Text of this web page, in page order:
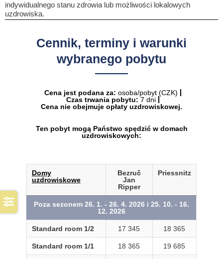
indywidualnego stanu zdrowia lub możliwości lokalowych
uzdrowiska.
Cennik, terminy i warunki
wybranego pobytu
Cena jest podana za: osoba/pobyt (CZK)
Czas trwania pobytu: 7 dni
Cena nie obejmuje opłaty uzdrowiskowej.
Ten pobyt mogą Państwo spędzić w domach
uzdrowiskowych:
Domy
uzdrowiskowe
Bezruč
Jan
Ripper
Priessnitz
Poza sezonem 26. 1. - 26. 4. 2026 i 25. 10. - 16.
12. 2026
Standard room 1/2 17 345 18 365
Standard room 1/1 18 365 19 685